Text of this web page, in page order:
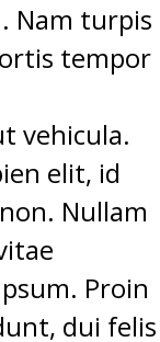
Nam turpis
tempor
vehicula.
elit, id
Nullam
Proin
dui felis